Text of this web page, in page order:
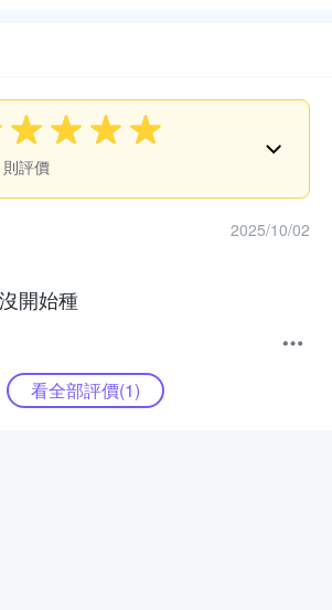
則評價
2025/10/02
開始種
看全部評價(1)